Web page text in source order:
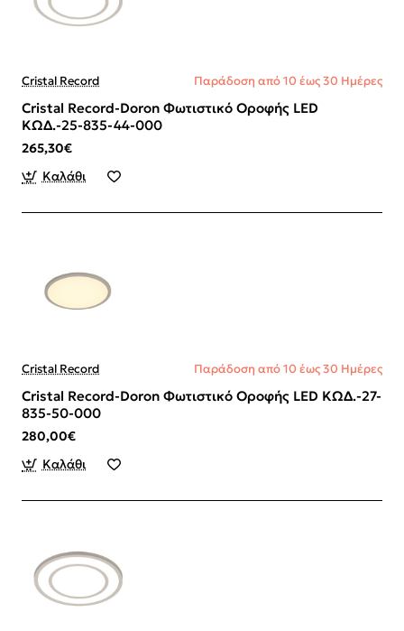
Cristal Record Παράδοση από 10 έως 30 Ημέρες
Cristal Record-Doron Φωτιστικό Οροφής LED
ΚΩΔ.-25-835-44-000
265,30€
Καλάθι
Cristal Record Παράδοση από 10 έως 30 Ημέρες
Cristal Record-Doron Φωτιστικό Οροφής LED ΚΩΔ.-27-
835-50-000
280,00€
Καλάθι